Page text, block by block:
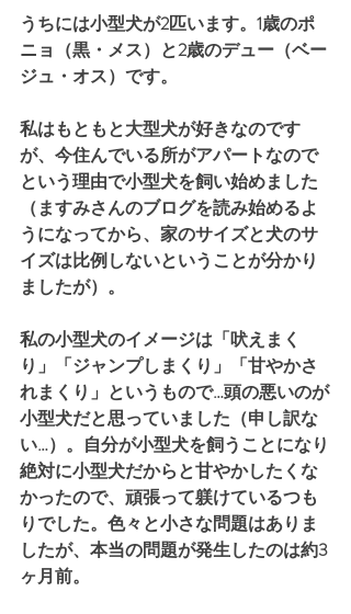
うちには小型犬が2匹います。1歳のポ
ニョ（黒・メス）と2歳のデュー（ベー
ジュ・オス）です。
私はもともと大型犬が好きなのです
が、今住んでいる所がアパートなので
という理由で小型犬を飼い始めました
（ますみさんのブログを読み始めるよ
うになってから、家のサイズと犬のサ
イズは比例しないということが分かり
ましたが）。
私の小型犬のイメージは「吠えまく
り」「ジャンプしまくり」「甘やかさ
れまくり」というもので…頭の悪いのが
小型犬だと思っていました（申し訳な
い…）。自分が小型犬を飼うことになり
絶対に小型犬だからと甘やかしたくな
かったので、頑張って躾けているつも
りでした。色々と小さな問題はありま
したが、本当の問題が発生したのは約3
ヶ月前。